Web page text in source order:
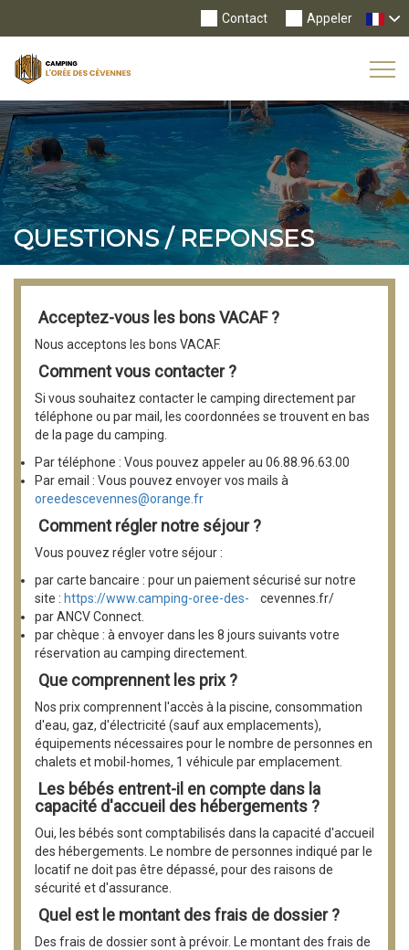
Appeler
Contact
QUESTIONS / REPONSES
Acceptez-vous les bons VACAF ?
Nous acceptons les bons VACAF.
Comment vous contacter ?
Si vous souhaitez contacter le camping directement par
téléphone ou par mail, les coordonnées se trouvent en bas
de la page du camping.
Par téléphone : Vous pouvez appeler au 06.88.96.63.00
Par email : Vous pouvez envoyer vos mails à
oreedescevennes@orange.fr
Comment régler notre séjour ?
Vous pouvez régler votre séjour :
par carte bancaire : pour un paiement sécurisé sur notre
site : https://www.camping-oree-des- cevennes.fr/
par ANCV Connect.
par chèque : à envoyer dans les 8 jours suivants votre
réservation au camping directement.
Que comprennent les prix ?
Nos prix comprennent l'accès à la piscine, consommation
d'eau, gaz, d'électricité (sauf aux emplacements),
équipements nécessaires pour le nombre de personnes en
chalets et mobil-homes, 1 véhicule par emplacement.
Les bébés entrent-il en compte dans la
capacité d'accueil des hébergements ?
Oui, les bébés sont comptabilisés dans la capacité d'accueil
des hébergements. Le nombre de personnes indiqué par le
locatif ne doit pas être dépassé, pour des raisons de
sécurité et d'assurance.
Quel est le montant des frais de dossier ?
Des frais de dossier sont à prévoir. Le montant des frais de